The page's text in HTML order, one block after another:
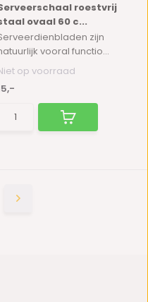
roestvrij
ovaal 60 c...
zijn
vooral functio...
op voorraad